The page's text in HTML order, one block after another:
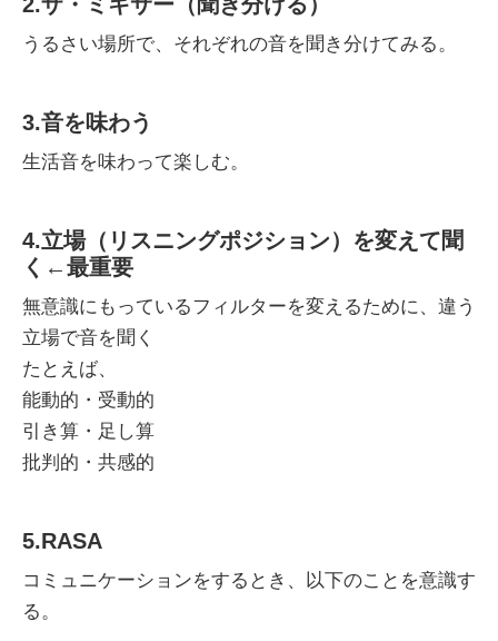
うるさい場所で、それぞれの音を聞き分けてみる。
3.音を味わう
生活音を味わって楽しむ。
4.立場（リスニングポジション）を変えて聞
く←最重要
無意識にもっているフィルターを変えるために、違う
立場で音を聞く
たとえば、
能動的・受動的
引き算・足し算
批判的・共感的
5.RASA
コミュニケーションをするとき、以下のことを意識す
る。